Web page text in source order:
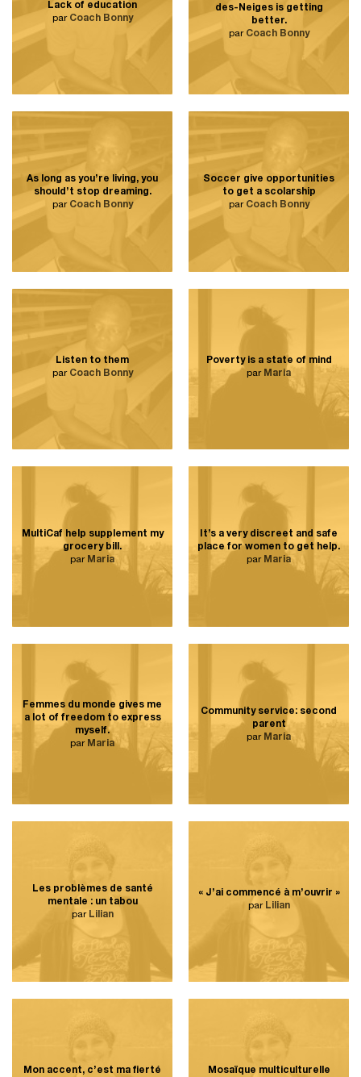
Lack of education
par Coach Bonny
des-Neiges is getting
better.
par Coach Bonny
As long as you’re living, you
should’t stop dreaming.
par Coach Bonny
Soccer give opportunities
to get a scolarship
par Coach Bonny
Listen to them
par Coach Bonny
Poverty is a state of mind
par Maria
MultiCaf help supplement my
grocery bill.
par Maria
It’s a very discreet and safe
place for women to get help.
par Maria
Femmes du monde gives me
a lot of freedom to express
myself.
par Maria
Community service: second
parent
par Maria
Les problèmes de santé
mentale : un tabou
par Lilian
« J’ai commencé à m’ouvrir »
par Lilian
Mon accent, c’est ma fierté
Mosaïque multiculturelle